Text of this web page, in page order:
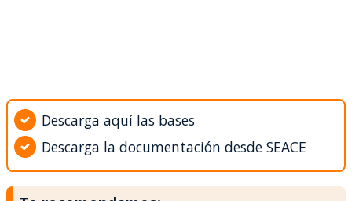
Descarga aquí las bases
Descarga la documentación desde SEACE